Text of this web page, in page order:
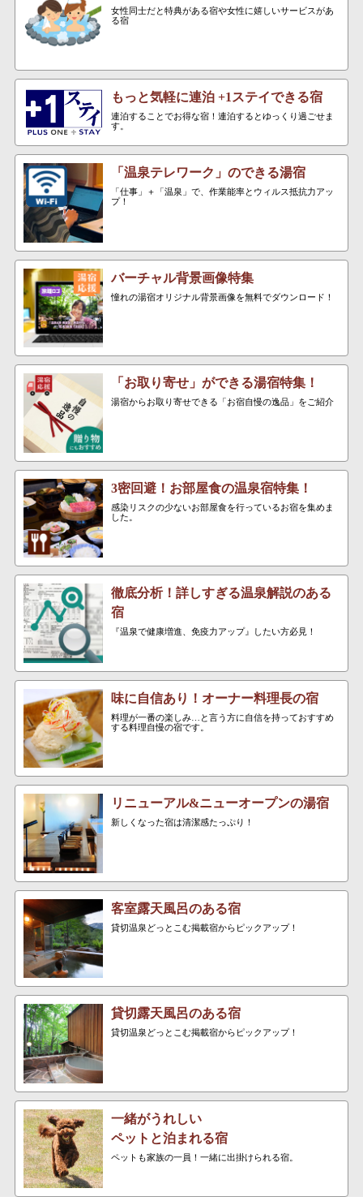
女性同士だと特典がある宿や女性に嬉しいサービスがあ
る宿
もっと気軽に連泊 +1ステイできる宿
連泊することでお得な宿！連泊するとゆっくり過ごせま
す。
「温泉テレワーク」のできる湯宿
「仕事」＋「温泉」で、作業能率とウィルス抵抗力アッ
プ！
バーチャル背景画像特集
憧れの湯宿オリジナル背景画像を無料でダウンロード！
「お取り寄せ」ができる湯宿特集！
湯宿からお取り寄せできる「お宿自慢の逸品」をご紹介
3密回避！お部屋食の温泉宿特集！
感染リスクの少ないお部屋食を行っているお宿を集めま
した。
徹底分析！詳しすぎる温泉解説のある
宿
『温泉で健康増進、免疫力アップ』したい方必見！
味に自信あり！オーナー料理長の宿
料理が一番の楽しみ…と言う方に自信を持っておすすめ
する料理自慢の宿です。
リニューアル&ニューオープンの湯宿
新しくなった宿は清潔感たっぷり！
客室露天風呂のある宿
貸切温泉どっとこむ掲載宿からピックアップ！
貸切露天風呂のある宿
貸切温泉どっとこむ掲載宿からピックアップ！
一緒がうれしい
ペットと泊まれる宿
ペットも家族の一員！一緒に出掛けられる宿。